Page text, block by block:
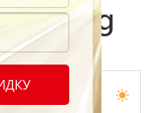
97Y